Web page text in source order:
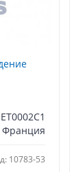
ET0002C1
Франция
10783-53